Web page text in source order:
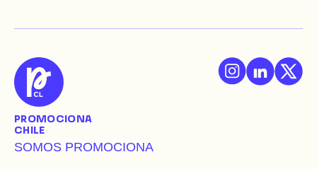
entradas
PROMOCIONA
CHILE
SOMOS PROMOCIONA